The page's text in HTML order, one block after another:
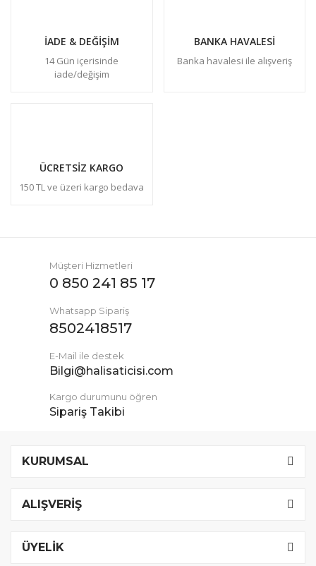
İADE & DEĞİŞİM
14 Gün içerisinde
iade/değişim
BANKA HAVALESİ
Banka havalesi ile alışveriş
ÜCRETSİZ KARGO
150 TL ve üzeri kargo bedava
Müşteri Hizmetleri
0 850 241 85 17
Whatsapp Sipariş
8502418517
E-Mail ile destek
Bilgi@halisaticisi.com
Kargo durumunu öğren
Sipariş Takibi
KURUMSAL
ALIŞVERİŞ
ÜYELİK